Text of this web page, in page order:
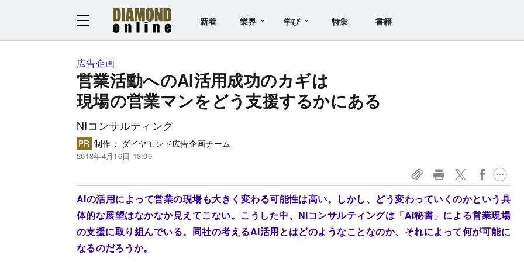
新着 業界 学び 特集 書籍
広告企画
営業活動へのAI活用成功のカギは
現場の営業マンをどう支援するかにある
NIコンサルティング
PR 制作： ダイヤモンド広告企画チーム
2018年4月16日 13:00
AIの活用によって営業の現場も大きく変わる可能性は高い。しかし、どう変わっていくのかという具
体的な展望はなかなか見えてこない。こうした中、NIコンサルティングは「AI秘書」による営業現場
の支援に取り組んでいる。同社の考えるAI活用とはどのようなことなのか、それによって何が可能に
なるのだろうか。